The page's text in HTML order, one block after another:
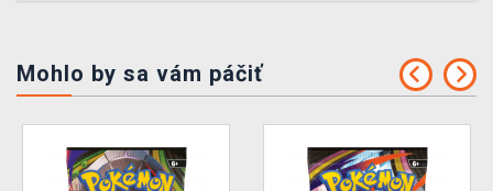
Mohlo by sa vám páčiť